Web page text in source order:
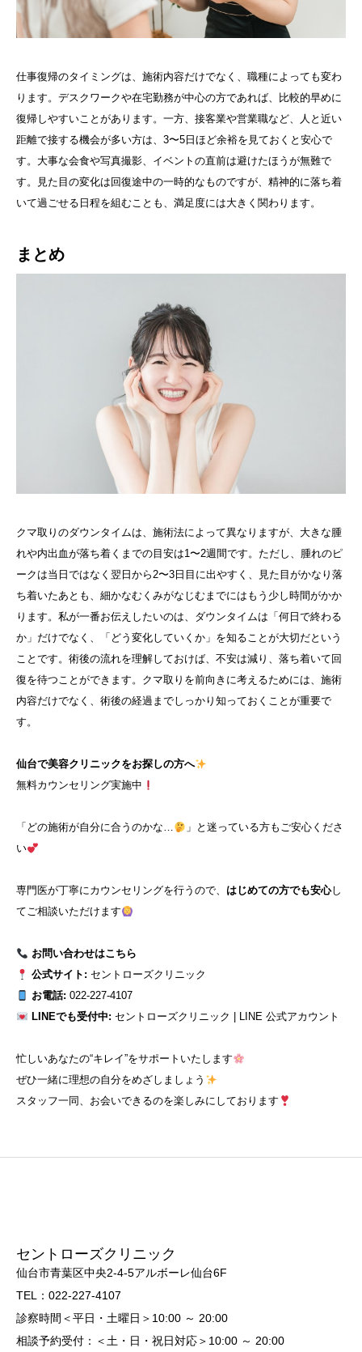
仕事復帰のタイミングは、施術内容だけでなく、職種によっても変わ
ります。デスクワークや在宅勤務が中心の方であれば、比較的早めに
復帰しやすいことがあります。一方、接客業や営業職など、人と近い
距離で接する機会が多い方は、3〜5日ほど余裕を見ておくと安心で
す。大事な会食や写真撮影、イベントの直前は避けたほうが無難で
す。見た目の変化は回復途中の一時的なものですが、精神的に落ち着
いて過ごせる日程を組むことも、満足度には大きく関わります。
まとめ
クマ取りのダウンタイムは、施術法によって異なりますが、大きな腫
れや内出血が落ち着くまでの目安は1〜2週間です。ただし、腫れのピ
ークは当日ではなく翌日から2〜3日目に出やすく、見た目がかなり落
ち着いたあとも、細かなむくみがなじむまでにはもう少し時間がかか
ります。私が一番お伝えしたいのは、ダウンタイムは「何日で終わる
か」だけでなく、「どう変化していくか」を知ることが大切だという
ことです。術後の流れを理解しておけば、不安は減り、落ち着いて回
復を待つことができます。クマ取りを前向きに考えるためには、施術
内容だけでなく、術後の経過までしっかり知っておくことが重要で
す。
仙台で美容クリニックをお探しの方へ
無料カウンセリング実施中
「どの施術が自分に合うのかな…
」と迷っている方もご安心くださ
い
専門医が丁寧にカウンセリングを行うので、 はじめての方でも安心し
てご相談いただけます
お問い合わせはこちら
公式サイト: セントローズクリニック
お電話: 022-227-4107
LINEでも受付中: セントローズクリニック | LINE 公式アカウント
忙しいあなたの“キレイ”をサポートいたします
ぜひ一緒に理想の自分をめざしましょう
スタッフ一同、お会いできるのを楽しみにしております
セントローズクリニック
仙台市青葉区中央2-4-5アルボーレ仙台6F
TEL：022-227-4107
診察時間＜平日・土曜日＞10:00 ～ 20:00
相談予約受付：＜土・日・祝日対応＞10:00 ～ 20:00